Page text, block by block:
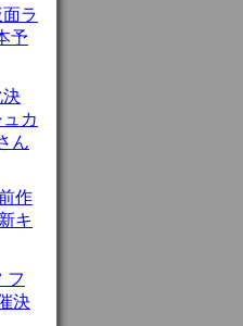
ラ
予
決
カ
ん
作
キ
フ
決